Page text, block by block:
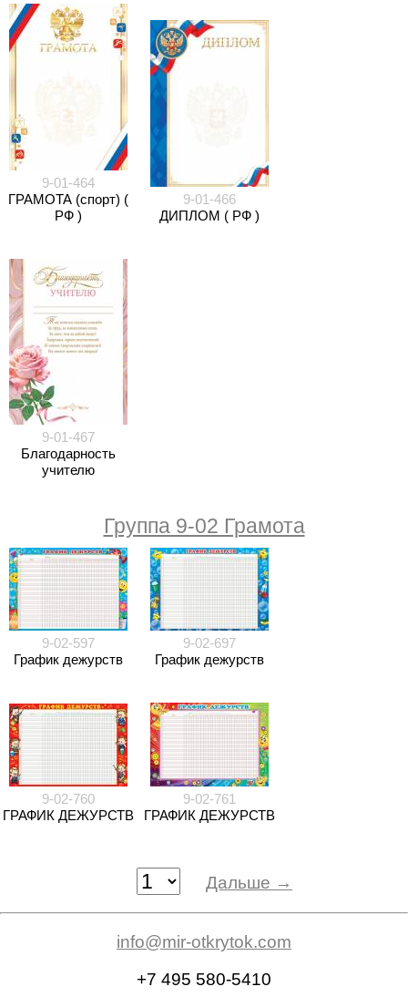
9-01-464
ГРАМОТА (спорт) (
РФ )
9-01-466
ДИПЛОМ ( РФ )
9-01-467
Благодарность
учителю
Группа 9-02 Грамота
9-02-597
График дежурств
9-02-697
График дежурств
9-02-760
ГРАФИК ДЕЖУРСТВ
9-02-761
ГРАФИК ДЕЖУРСТВ
Дальше →
info@mir-otkrytok.com
+7 495 580-5410